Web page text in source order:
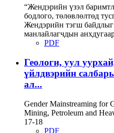
“Жендэрийн үзэл
бодлого, төлөвлөлтөд
Жендэрийн тэгш байдлыг
манлайлагчдын
PDF
Геологи, уул
үйлдвэрийн
ал...
Gender Mainstreaming for
Mining, Petroleum and
17-18
PDF